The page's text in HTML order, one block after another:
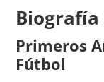
Biografía
Primeros
Fútbol